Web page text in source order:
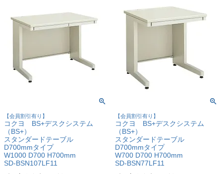
【会員割引有り】
コクヨ BS+デスクシステム
（BS+）
スタンダードテーブル
D700mmタイプ
W1000 D700 H700mm
SD-BSN107LF11
【会員割引有り】
コクヨ BS+デスクシステム
（BS+）
スタンダードテーブル
D700mmタイプ
W700 D700 H700mm
SD-BSN77LF11